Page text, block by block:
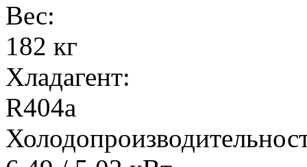
Вес:
182 кг
Хладагент:
R404a